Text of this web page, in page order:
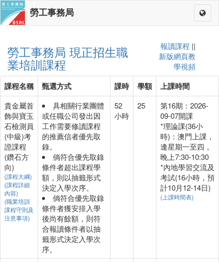
勞工事務局
勞工事務局 現正招生職
業培訓課程
報讀課程 ||
新版網頁教
學視頻
課程名稱 甄選方式 課時 學額 上課時間
貴金屬首
飾與寶玉
石檢測員
(中級)考
證課程
(鑽石方
向)
(課程大綱)
(課程詳細
內容)
(職業培訓
課程守則及
注意事項)
具相關行業團體
或任職公司發出因
工作需要修讀課程
的推薦信者優先取
錄。
倘符合優先取錄
條件者超出課程學
額，則以抽籤形式
決定入學次序。
倘符合優先取錄
條件者獲安排入學
後尚有餘額，則符
合報讀條件者以抽
籤形式決定入學次
序。
52
小時
25
第16期：2026-
09-07開課
*理論課(36小
時)：澳門上課，
逢星期一至四，
晚上7:30-10:30
*內地學習交流及
考試(16小時，預
計10月12-14日)
(上課時間表)